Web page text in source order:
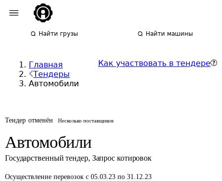
Найти грузы Найти машины
Главная
Тендеры
Автомобили
Как участвовать в тендере
Тендер отменён Несколько поставщиков
Автомобили
Государственный тендер, Запрос котировок
Осуществление перевозок с 05.03.23 по 31.12.23